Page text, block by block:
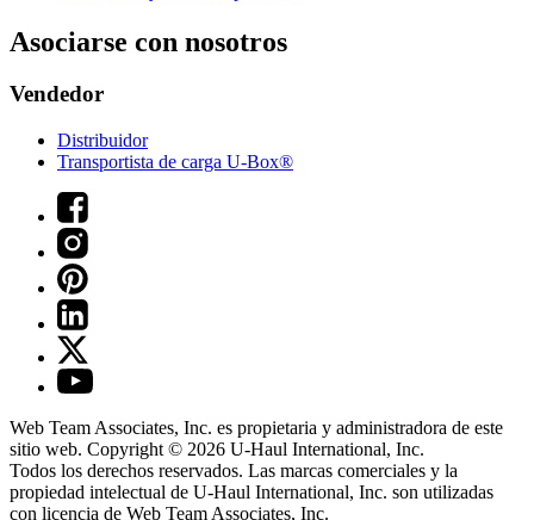
Asociarse con nosotros
Vendedor
Distribuidor
Transportista de carga U-Box®
Web Team Associates, Inc. es propietaria y administradora de este
sitio web. Copyright © 2026 U-Haul International, Inc.
Todos los derechos reservados. Las marcas comerciales y la
propiedad intelectual de U-Haul International, Inc. son utilizadas
con licencia de Web Team Associates, Inc.